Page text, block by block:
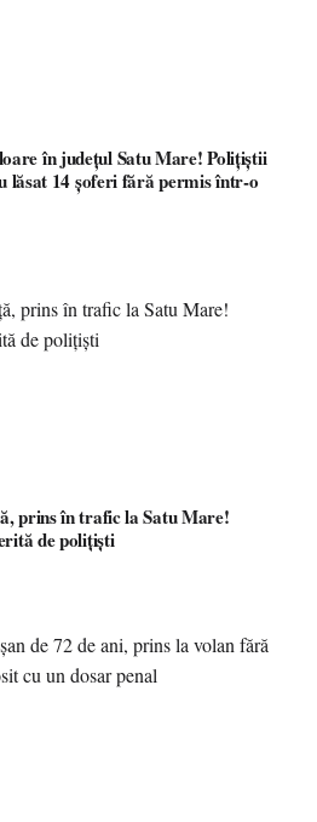
în județul Satu Mare! Polițiștii
lăsat 14 șoferi fără permis într-o
prins în trafic la Satu Mare!
de polițiști